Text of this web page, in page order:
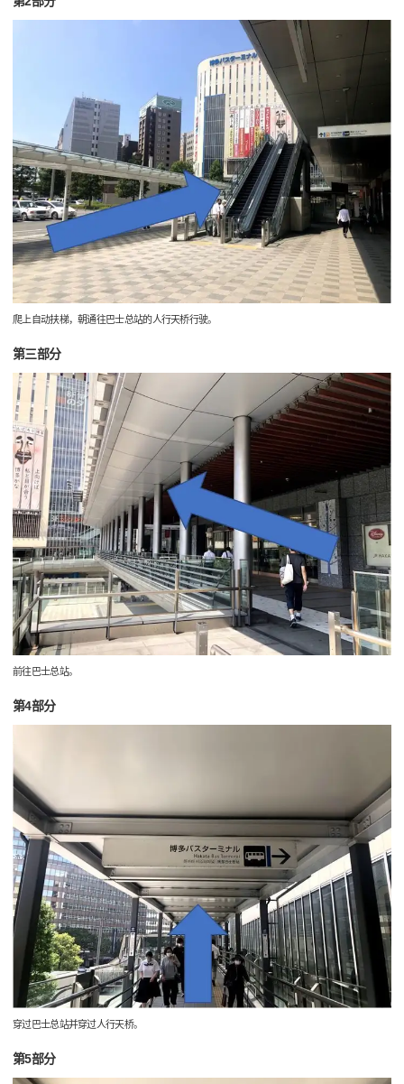
爬上自动扶梯，朝通往巴士总站的人行天桥行驶。
第三部分
前往巴士总站。
第4部分
穿过巴士总站并穿过人行天桥。
第5部分